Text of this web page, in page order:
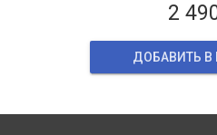
2
ДОБАВИТЬ В